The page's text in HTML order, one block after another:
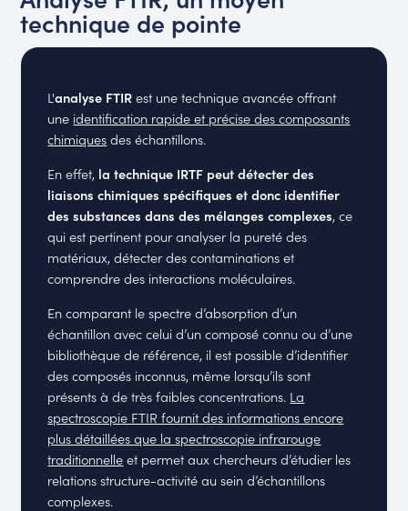
technique de pointe
L'analyse FTIRest une technique avancée offrant
une identification rapide et précise des composants
chimiquesdes échantillons.
En effet, la technique IRTF peut détecter des
liaisons chimiques spécifiques et donc identifier
des substances dans des mélanges complexes, ce
qui est pertinent pour analyser la pureté des
matériaux, détecter des contaminations et
comprendre des interactions moléculaires.
En comparant le spectre d’absorption d’un
échantillon avec celui d’un composé connu ou d’une
bibliothèque de référence, il est possible d’identifier
des composés inconnus, même lorsqu’ils sont
présents à de très faibles concentrations. La
spectroscopie FTIR fournit des informations encore
plus détaillées que la spectroscopie infrarouge
traditionnelleet permet aux chercheurs d’étudier les
relations structure-activité au sein d’échantillons
complexes.